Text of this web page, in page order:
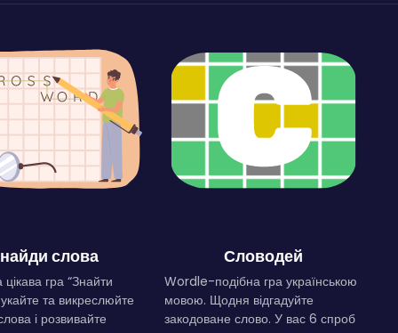
слова
гра “Знайти
та викреслюйте
і розвивайте
Словодей
Wordle-подібна гра українською
мовою. Щодня відгадуйте
закодоване слово. У вас 6 спроб